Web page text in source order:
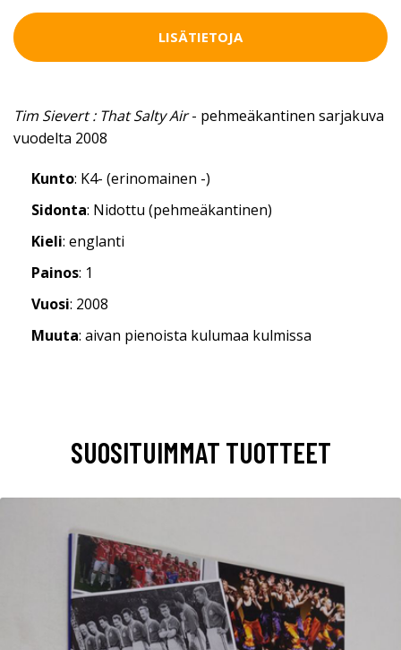
LISÄTIETOJA
Tim Sievert : That Salty Air- pehmeäkantinen sarjakuva
vuodelta 2008
Kunto: K4- (erinomainen -)
Sidonta: Nidottu (pehmeäkantinen)
Kieli: englanti
Painos: 1
Vuosi: 2008
Muuta: aivan pienoista kulumaa kulmissa
SUOSITUIMMAT TUOTTEET